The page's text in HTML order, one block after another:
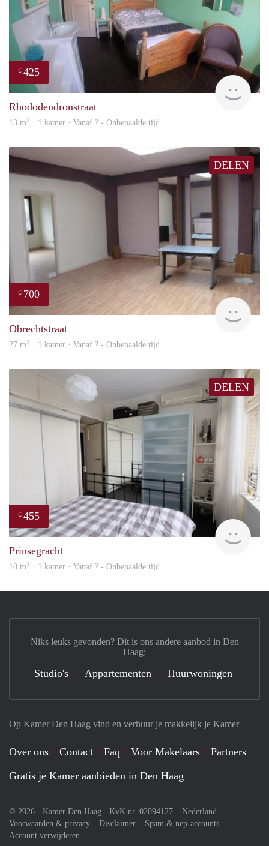
€ 425
Rhododendronstraat
13 m2 · 1 kamer · Vanaf ? - Onbepaalde tijd
DELEN
€ 700
Obrechtstraat
27 m2 · 1 kamer · Vanaf ? - Onbepaalde tijd
DELEN
€ 455
Prinsegracht
10 m2 · 1 kamer · Vanaf ? - Onbepaalde tijd
Op Kamer Den Haag vind en verhuur je makkelijk je Kamer
Over ons Contact Faq Voor Makelaars
Partners
Gratis je Kamer aanbieden in Den Haag
© 2026 - Kamer Den Haag - KvK nr. 02094127 – Nederland
Voorwaarden & privacy
Disclaimer
Spam & nep-accounts
Account verwijderen
Niks leuks gevonden? Dit is ons andere aanbod in Den
Haag:
Studio's Appartementen Huurwoningen